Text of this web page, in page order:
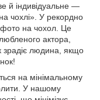
й індивідуальне —
чохлі». У рекордно
фото на чохол. Це
актора,
зрадіє людина, якщо
на мінімальному
У нашому